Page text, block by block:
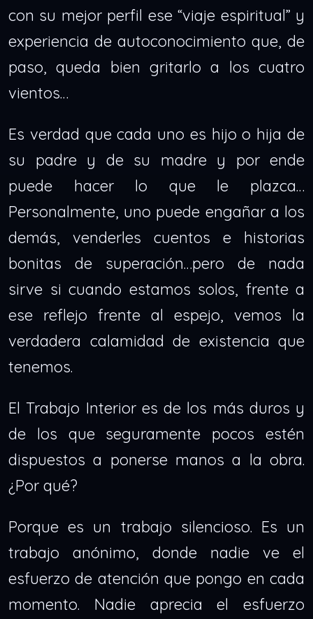
con su mejor perfil ese “viaje espiritual” y
experiencia de autoconocimiento que, de
paso, queda bien gritarlo a los cuatro
vientos…
Es verdad que cada uno es hijo o hija de
su padre y de su madre y por ende
puede hacer lo que le plazca…
Personalmente, uno puede engañar a los
demás, venderles cuentos e historias
bonitas de superación…pero de nada
sirve si cuando estamos solos, frente a
ese reflejo frente al espejo, vemos la
verdadera calamidad de existencia que
tenemos.
El Trabajo Interior es de los más duros y
de los que seguramente pocos estén
dispuestos a ponerse manos a la obra.
¿Por qué?
Porque es un trabajo silencioso. Es un
trabajo anónimo, donde nadie ve el
esfuerzo de atención que pongo en cada
momento. Nadie aprecia el esfuerzo